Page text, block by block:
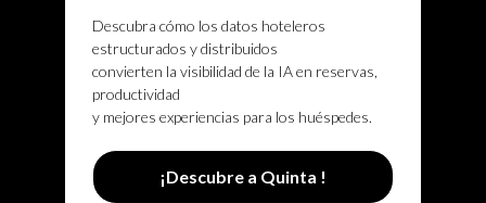
Descubra cómo los datos hoteleros
estructurados y distribuidos
convierten la visibilidad de la IA en reservas,
productividad
y mejores experiencias para los huéspedes.
¡Descubre a Quinta !